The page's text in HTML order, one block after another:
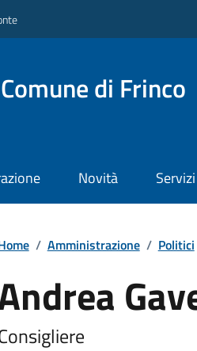
Comune di Frinco
Novità Servizi
/ Amministrazione / Politici